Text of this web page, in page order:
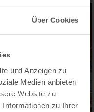
Über Cookies
und Anzeigen zu
Medien anbieten
Website zu
Informationen zu Ihrer